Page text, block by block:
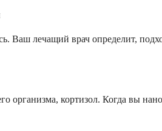
Ваш лечащий врач определит,
организма, кортизол. Когда вы